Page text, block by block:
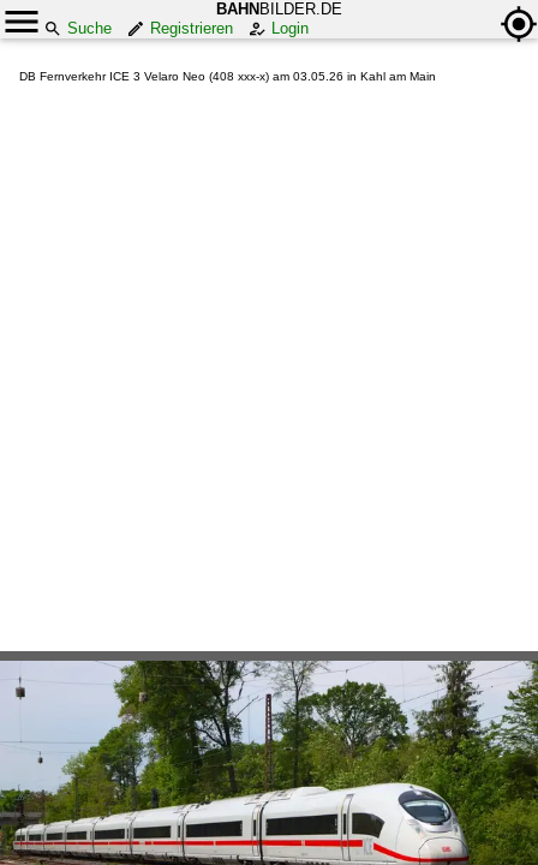
BAHN BILDER.DE
Suche
Registrieren Login
DB Fernverkehr ICE 3 Velaro Neo (408 xxx-x) am 03.05.26 in Kahl am Main